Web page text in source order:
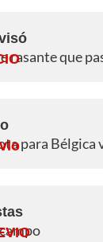
rasante que
para Bélgica